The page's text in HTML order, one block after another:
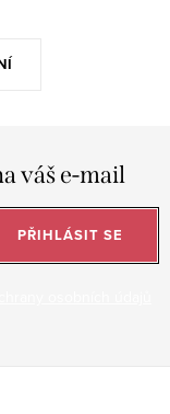
váš e-mail
PŘIHLÁSIT SE